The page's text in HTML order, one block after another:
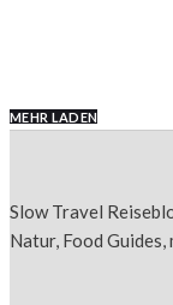
MEHR LADEN
Slow Travel
Natur, Food